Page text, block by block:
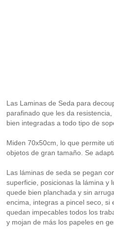
Las Laminas de Seda para
parafinado que les da
bien integradas a todo tipo de
Miden 70x50cm, lo que permite
objetos de gran tamaño. Se
Las láminas de seda se pegan
superficie, posicionas la lámina y
quede bien planchada y sin
encima, integras a pincel seco, si
quedan impecables todos los
y mojan de más los papeles en